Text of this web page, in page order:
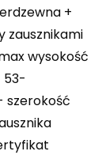
+
zausznikami
wysokość
szerokość